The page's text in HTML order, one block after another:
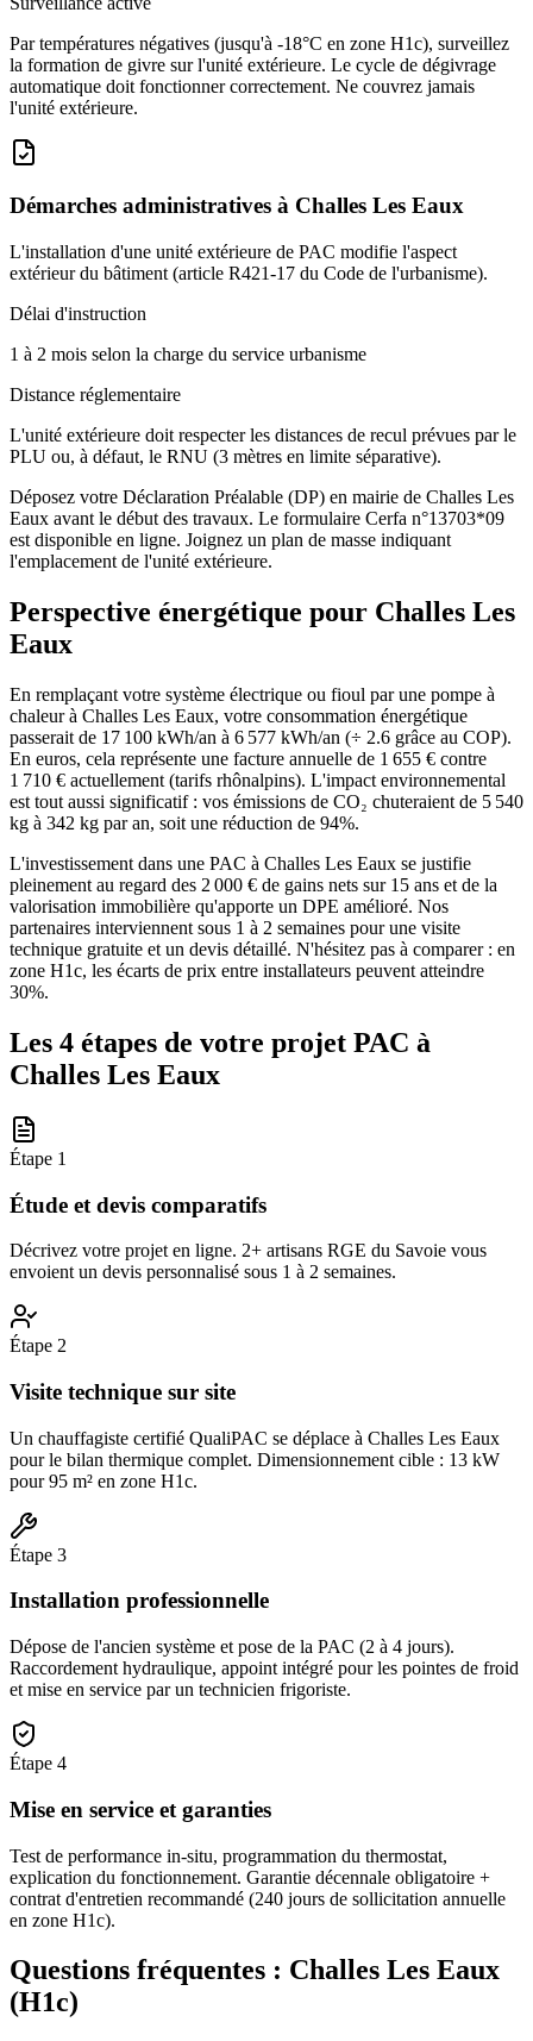
Par températures négatives (jusqu'à -18°C en zone H1c), surveillez
la formation de givre sur l'unité extérieure. Le cycle de dégivrage
automatique doit fonctionner correctement. Ne couvrez jamais
l'unité extérieure.
Démarches administratives à Challes Les Eaux
L'installation d'une unité extérieure de PAC modifie l'aspect
extérieur du bâtiment (article R421-17 du Code de l'urbanisme).
Délai d'instruction
1 à 2 mois selon la charge du service urbanisme
Distance réglementaire
L'unité extérieure doit respecter les distances de recul prévues par le
PLU ou, à défaut, le RNU (3 mètres en limite séparative).
Déposez votre Déclaration Préalable (DP) en mairie de Challes Les
Eaux avant le début des travaux. Le formulaire Cerfa n°13703*09
est disponible en ligne. Joignez un plan de masse indiquant
l'emplacement de l'unité extérieure.
Perspective énergétique pour Challes Les
Eaux
En remplaçant votre système électrique ou fioul par une pompe à
chaleur à Challes Les Eaux, votre consommation énergétique
passerait de 17 100 kWh/an à 6 577 kWh/an (÷ 2.6 grâce au COP).
En euros, cela représente une facture annuelle de 1 655 € contre
1 710 € actuellement (tarifs rhônalpins). L'impact environnemental
est tout aussi significatif : vos émissions de CO₂ chuteraient de 5 540
kg à 342 kg par an, soit une réduction de 94%.
L'investissement dans une PAC à Challes Les Eaux se justifie
pleinement au regard des 2 000 € de gains nets sur 15 ans et de la
valorisation immobilière qu'apporte un DPE amélioré. Nos
partenaires interviennent sous 1 à 2 semaines pour une visite
technique gratuite et un devis détaillé. N'hésitez pas à comparer : en
zone H1c, les écarts de prix entre installateurs peuvent atteindre
30%.
Les 4 étapes de votre projet PAC à
Challes Les Eaux
Étape 1
Étude et devis comparatifs
Décrivez votre projet en ligne. 2+ artisans RGE du Savoie vous
envoient un devis personnalisé sous 1 à 2 semaines.
Étape 2
Visite technique sur site
Un chauffagiste certifié QualiPAC se déplace à Challes Les Eaux
pour le bilan thermique complet. Dimensionnement cible : 13 kW
pour 95 m² en zone H1c.
Étape 3
Installation professionnelle
Dépose de l'ancien système et pose de la PAC (2 à 4 jours).
Raccordement hydraulique, appoint intégré pour les pointes de froid
et mise en service par un technicien frigoriste.
Étape 4
Mise en service et garanties
Test de performance in-situ, programmation du thermostat,
explication du fonctionnement. Garantie décennale obligatoire +
contrat d'entretien recommandé (240 jours de sollicitation annuelle
en zone H1c).
Questions fréquentes : Challes Les Eaux
(H1c)